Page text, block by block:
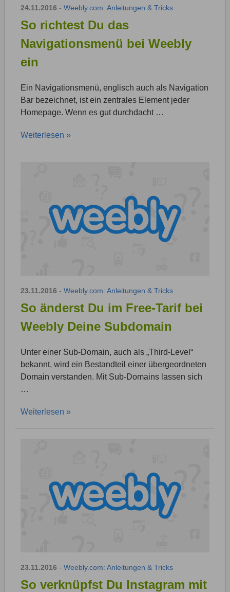
24.11.2016 - Weebly.com: Anleitungen & Tricks
So richtest Du das
Navigationsmenü bei Weebly
ein
Ein Navigationsmenü, englisch auch als Navigation
Bar bezeichnet, ist ein zentrales Element jeder
Homepage. Wenn es gut durchdacht …
Weiterlesen »
23.11.2016 - Weebly.com: Anleitungen & Tricks
So änderst Du im Free-Tarif bei
Weebly Deine Subdomain
Unter einer Sub-Domain, auch als „Third-Level“
bekannt, wird ein Bestandteil einer übergeordneten
Domain verstanden. Mit Sub-Domains lassen sich
…
Weiterlesen »
23.11.2016 - Weebly.com: Anleitungen & Tricks
So verknüpfst Du Instagram mit